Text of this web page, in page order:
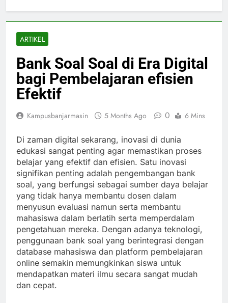
ARTIKEL
Bank Soal Soal di Era Digital
bagi Pembelajaran efisien
Efektif
Kampusbanjarmasin 5 Months Ago 0 6 Mins
Di zaman digital sekarang, inovasi di dunia
edukasi sangat penting agar memastikan proses
belajar yang efektif dan efisien. Satu inovasi
signifikan penting adalah pengembangan bank
soal, yang berfungsi sebagai sumber daya belajar
yang tidak hanya membantu dosen dalam
menyusun evaluasi namun serta membantu
mahasiswa dalam berlatih serta memperdalam
pengetahuan mereka. Dengan adanya teknologi,
penggunaan bank soal yang berintegrasi dengan
database mahasiswa dan platform pembelajaran
online semakin memungkinkan siswa untuk
mendapatkan materi ilmu secara sangat mudah
dan cepat.